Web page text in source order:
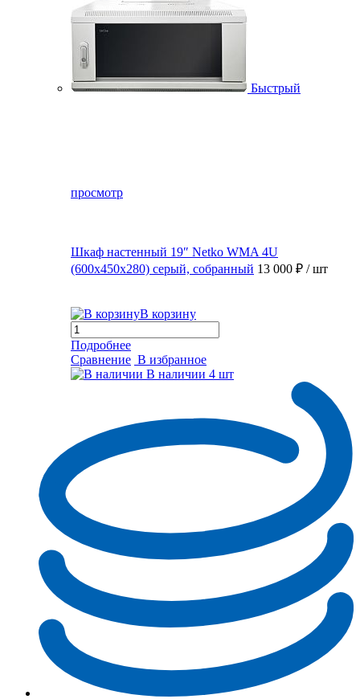
Быстрый
просмотр
Шкаф настенный 19″ Netko WMA 4U
(600x450x280) серый, собранный 13 000 ₽ / шт
В корзину
Подробнее
Сравнение В избранное
В наличии 4 шт